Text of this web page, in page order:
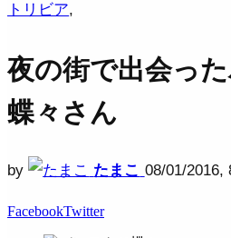
トリビア,
夜の街で出会っ
蝶々さん
by たまこ 08/01/2016,
FacebookTwitter